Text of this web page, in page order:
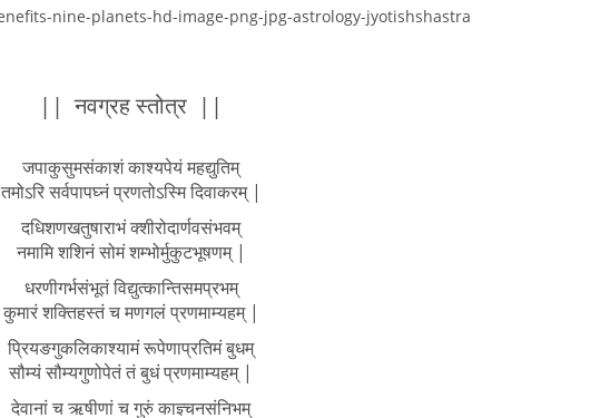
|| नवग्रह स्तोत्र ||
जपाकुसुमसंकाशं काश्यपेयं महद्युतिम्
तमोऽरि सर्वपापघ्नं प्रणतोऽस्मि दिवाकरम् |
दधिशणखतुषाराभं क्शीरोदार्णवसंभवम्
नमामि शशिनं सोमं शम्भोर्मुकुटभूषणम् |
धरणीगर्भसंभूतं विद्युत्कान्तिसमप्रभम्
कुमारं शक्तिहस्तं च मणगलं प्रणमाम्यहम् |
प्रियङगुकलिकाश्यामं रूपेणाप्रतिमं बुधम्
सौम्यं सौम्यगुणोपेतं तं बुधं प्रणमाम्यहम् |
देवानां च ऋषीणां च गुरुं काज्ञ्चनसंनिभम्